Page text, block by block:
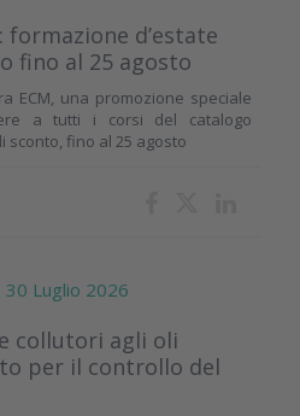
formazione d’estate
fino al 25 agosto
ECM, una promozione speciale
a tutti i corsi del catalogo
sconto, fino al 25 agosto
Luglio 2026
collutori agli oli
per il controllo del